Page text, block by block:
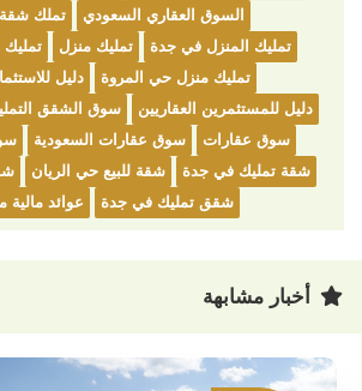
السوق العقاري السعودي
تملك
تمليك المنزل في جدة
تمليك منزل
تمليك منزل حي المروة
دليل
دليل للمستثمرين العقاريين
سوق الشقق
سوق عقارات
سوق عقارات السعودية
شقة تمليك في جدة
شقة للبيع حي الريان
شقق تمليك في جدة
عوائد
أخبار مشابهة